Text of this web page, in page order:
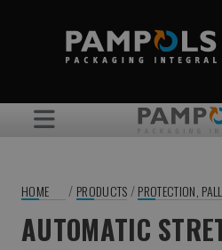
HOME / PRODUCTS /PROTECTION,
AUTOMATIC